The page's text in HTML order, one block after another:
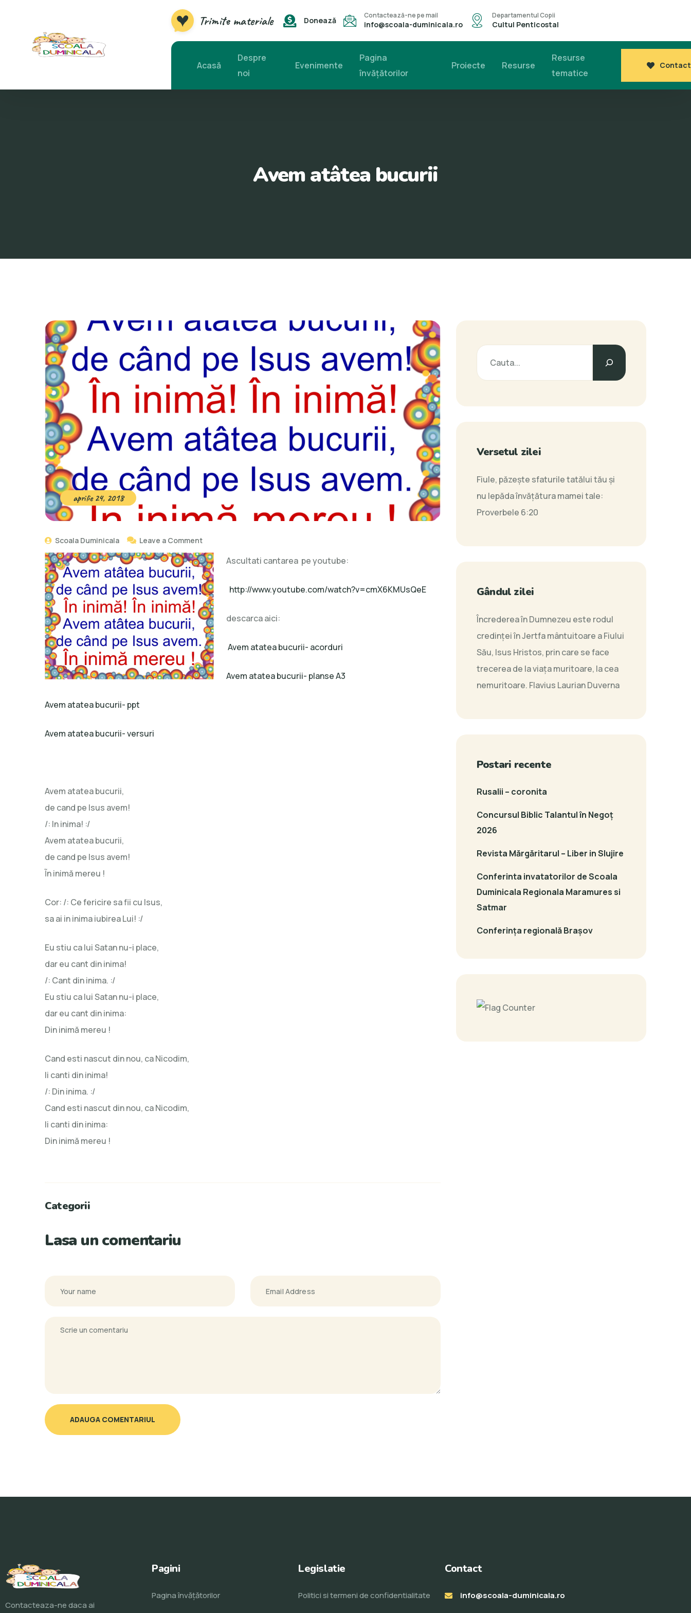
Trimite materiale Donează
Contactează-ne pe mail
info@scoala-duminicala.ro
Departamentul Copii
Cultul Penticostal
Acasă
Despre
noi
Evenimente
Pagina
învăţătorilor
Proiecte Resurse
Resurse
tematice
Contact
Avem atâtea bucurii
aprilie 24, 2018
Scoala Duminicala Leave a Comment
Ascultati cantarea pe youtube:
http://www.youtube.com/watch?v=cmX6KMUsQeE
descarca aici:
Avem atatea bucurii- acorduri
Avem atatea bucurii- planse A3
Avem atatea bucurii- ppt
Avem atatea bucurii- versuri
Avem atatea bucurii,
de cand pe Isus avem!
/: In inima! :/
Avem atatea bucurii,
de cand pe Isus avem!
Ĩn inimă mereu !
Cor: /: Ce fericire sa fii cu Isus,
sa ai in inima iubirea Lui! :/
Eu stiu ca lui Satan nu-i place,
dar eu cant din inima!
/: Cant din inima. :/
Eu stiu ca lui Satan nu-i place,
dar eu cant din inima:
Din inimă mereu !
Cand esti nascut din nou, ca Nicodim,
Ii canti din inima!
/: Din inima. :/
Cand esti nascut din nou, ca Nicodim,
Ii canti din inima:
Din inimă mereu !
Categorii
Lasa un comentariu
ADAUGA COMENTARIUL
Versetul zilei
Fiule, păzeşte sfaturile tatălui tău şi
nu lepăda învăţătura mamei tale:
Proverbele 6:20
Gândul zilei
Încrederea în Dumnezeu este rodul
credinţei în Jertfa mântuitoare a Fiului
Său, Isus Hristos, prin care se face
trecerea de la viaţa muritoare, la cea
nemuritoare. Flavius Laurian Duverna
Postari recente
Rusalii – coronita
Concursul Biblic Talantul în Negoț
2026
Revista Mărgăritarul – Liber in Slujire
Conferinta invatatorilor de Scoala
Duminicala Regionala Maramures si
Satmar
Conferința regională Brașov
Contacteaza-ne daca ai
Pagini
Pagina învăţătorilor
Legislatie
Politici si termeni de confidentialitate
Contact
info@scoala-duminicala.ro